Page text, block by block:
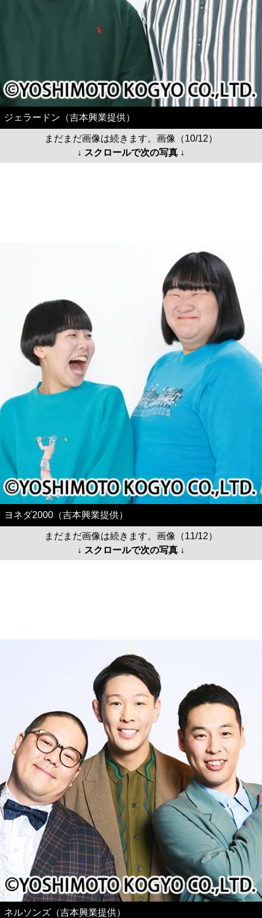
ジェラードン（吉本興業提供）
まだまだ画像は続きます。画像（10/12）
↓ スクロールで次の写真 ↓
ヨネダ2000（吉本興業提供）
まだまだ画像は続きます。画像（11/12）
↓ スクロールで次の写真 ↓
ネルソンズ（吉本興業提供）